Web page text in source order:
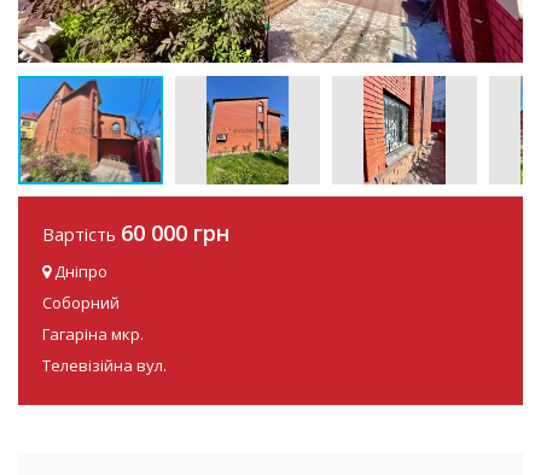
Вартість 60 000 грн
Дніпро
Соборний
Гагаріна мкр.
Телевізійна вул.